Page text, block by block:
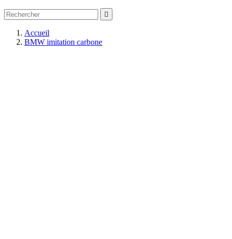

Accueil
BMW imitation carbone